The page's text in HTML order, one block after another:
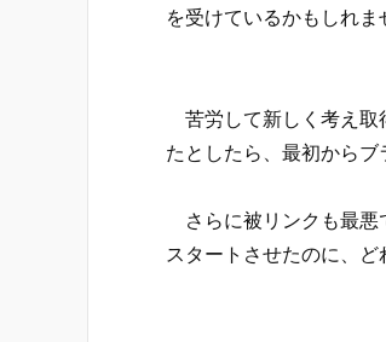
を受けているかもしれま
苦労して新しく考え取
たとしたら、最初からブ
さらに被リンクも最悪
スタートさせたのに、ど